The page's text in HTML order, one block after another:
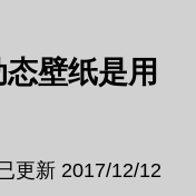
壁纸是用
更新 2017/12/12